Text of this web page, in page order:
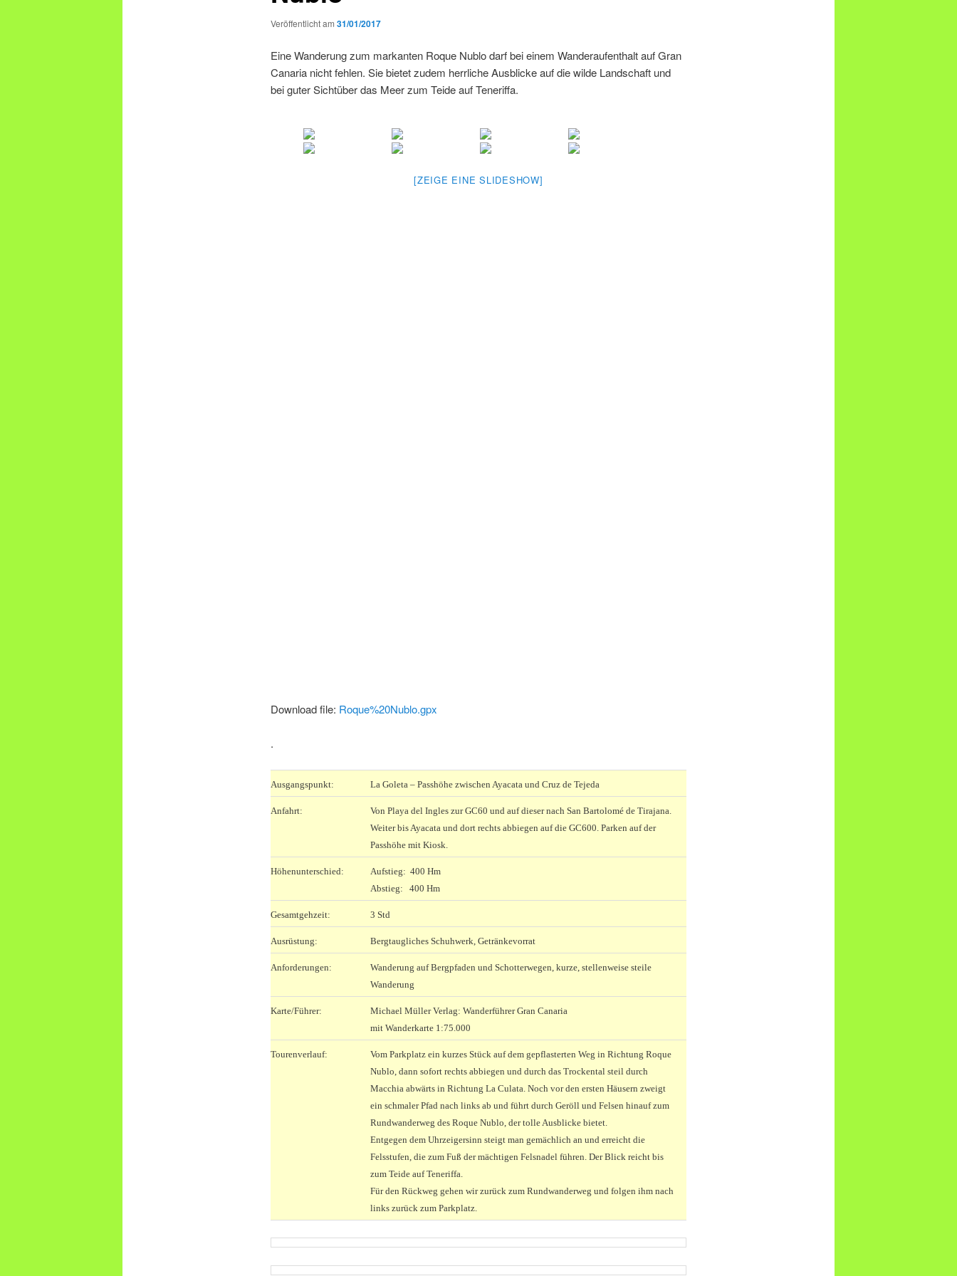
Veröffentlicht am 31/01/2017
Eine Wanderung zum markanten Roque Nublo darf bei einem Wanderaufenthalt auf Gran
Canaria nicht fehlen. Sie bietet zudem herrliche Ausblicke auf die wilde Landschaft und
bei guter Sichtüber das Meer zum Teide auf Teneriffa.
[ZEIGE EINE SLIDESHOW]
Download file: Roque%20Nublo.gpx
.
Ausgangspunkt: La Goleta – Passhöhe zwischen Ayacata und Cruz de Tejeda
Anfahrt:
Von Playa del Ingles zur GC60 und auf dieser nach San Bartolomé de Tirajana.
Weiter bis Ayacata und dort rechts abbiegen auf die GC600. Parken auf der
Passhöhe mit Kiosk.
Höhenunterschied:
Aufstieg: 400 Hm
Abstieg: 400 Hm
Gesamtgehzeit: 3 Std
Ausrüstung: Bergtaugliches Schuhwerk, Getränkevorrat
Anforderungen:
Wanderung auf Bergpfaden und Schotterwegen, kurze, stellenweise steile
Wanderung
Karte/Führer:
Michael Müller Verlag: Wanderführer Gran Canaria
mit Wanderkarte 1:75.000
Tourenverlauf:
Vom Parkplatz ein kurzes Stück auf dem gepflasterten Weg in Richtung Roque
Nublo, dann sofort rechts abbiegen und durch das Trockental steil durch
Macchia abwärts in Richtung La Culata. Noch vor den ersten Häusern zweigt
ein schmaler Pfad nach links ab und führt durch Geröll und Felsen hinauf zum
Rundwanderweg des Roque Nublo, der tolle Ausblicke bietet.
Entgegen dem Uhrzeigersinn steigt man gemächlich an und erreicht die
Felsstufen, die zum Fuß der mächtigen Felsnadel führen. Der Blick reicht bis
zum Teide auf Teneriffa.
Für den Rückweg gehen wir zurück zum Rundwanderweg und folgen ihm nach
links zurück zum Parkplatz.